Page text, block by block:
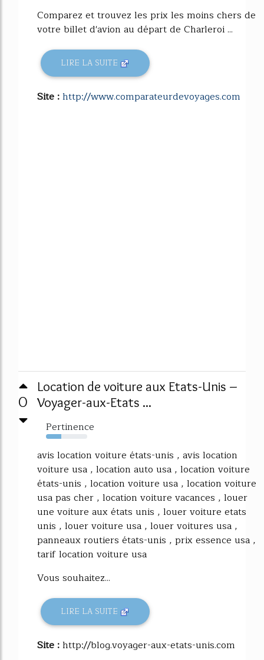
Comparez et trouvez les prix les moins chers de
votre billet d'avion au départ de Charleroi ...
LIRE LA SUITE
Site :http://www.comparateurdevoyages.com
0
Location de voiture aux Etats-Unis –
Voyager-aux-Etats ...
Pertinence
37%
avis location voiture états-unis , avis location
voiture usa , location auto usa , location voiture
états-unis , location voiture usa , location voiture
usa pas cher , location voiture vacances , louer
une voiture aux états unis , louer voiture etats
unis , louer voiture usa , louer voitures usa ,
panneaux routiers états-unis , prix essence usa ,
tarif location voiture usa
Vous souhaitez...
LIRE LA SUITE
Site :http://blog.voyager-aux-etats-unis.com